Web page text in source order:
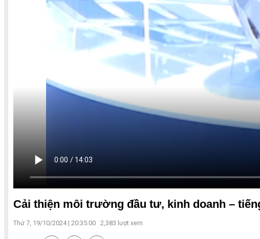
Cải thiện môi trường đầu tư, kinh doanh –
Thứ 7, 19/10/2024 | 20:35:00 2,383 lượt xem